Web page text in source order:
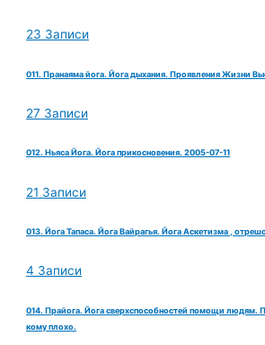
23 Записи
011. Пранаяма йога. Йога дыхания. Проявления Жизни
27 Записи
012. Ньяса Йога. Йога прикосновения. 2005-07-11
21 Записи
013. Йога Тапаса. Йога Вайрагья. Йога Аскетизма ,
4 Записи
014. Прайога. Йога сверхспособностей помощи людям.
кому плохо.